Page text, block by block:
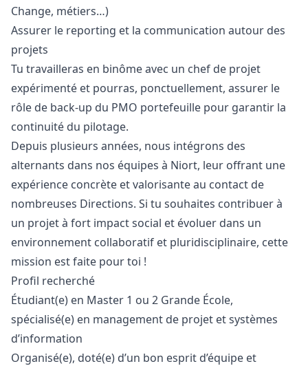
Change, métiers…)
Assurer le reporting et la communication autour des
projets
Tu travailleras en binôme avec un chef de projet
expérimenté et pourras, ponctuellement, assurer le
rôle de back-up du PMO portefeuille pour garantir la
continuité du pilotage.
Depuis plusieurs années, nous intégrons des
alternants dans nos équipes à Niort, leur offrant une
expérience concrète et valorisante au contact de
nombreuses Directions. Si tu souhaites contribuer à
un projet à fort impact social et évoluer dans un
environnement collaboratif et pluridisciplinaire, cette
mission est faite pour toi !
Profil recherché
Étudiant(e) en Master 1 ou 2 Grande École,
spécialisé(e) en management de projet et systèmes
d’information
Organisé(e), doté(e) d’un bon esprit d’équipe et